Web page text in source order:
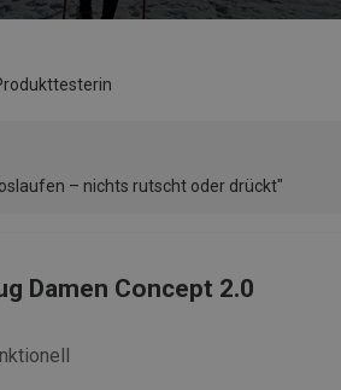
– nichts rutscht oder drückt"
Damen Concept 2.0